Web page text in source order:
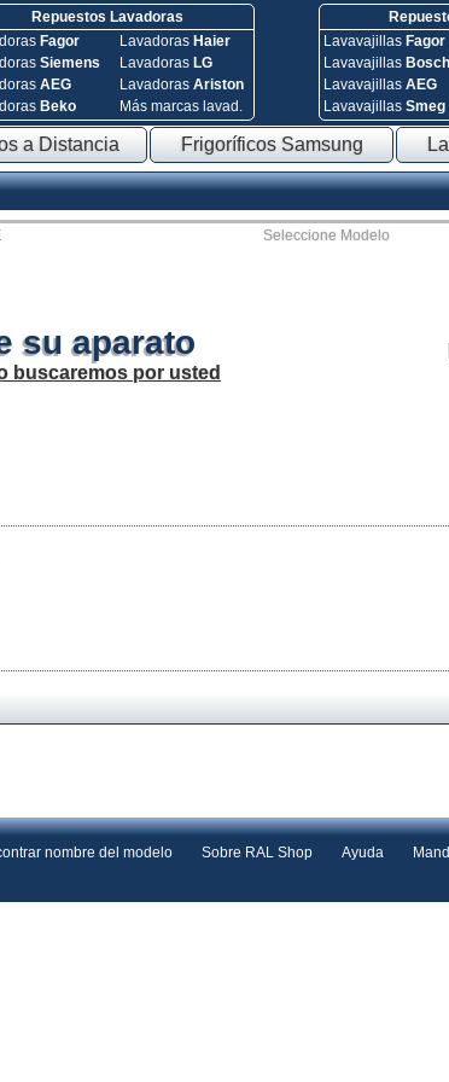
Repuestos Lavadoras
Fagor
Siemens
AEG
Beko
Lavadoras Haier
Lavadoras LG
Lavadoras Ariston
Más marcas lavad.
Lavavajillas Fagor
Lavavajillas Bosch
Lavavajillas AEG
Lavavajillas Smeg
a Distancia Frigoríficos Samsung
Seleccione Modelo
su aparato
buscaremos por usted
nombre del modelo Sobre RAL Shop Ayuda